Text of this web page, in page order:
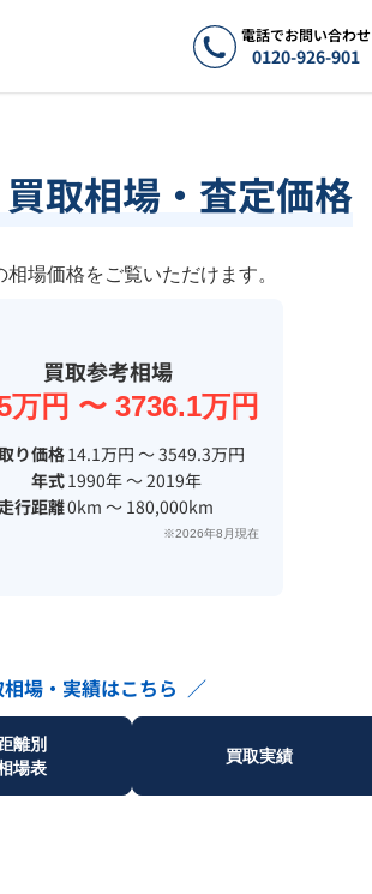
電話でお問い合わせ
0120-926-901
取相場・査定価格
場価格をご覧いただけます。
買取参考相場
万円 〜 3736.1万円
り価格14.1万円 〜 3549.3万円
年式1990年 〜 2019年
行距離0km 〜 180,000km
※2026年8月現在
場・実績はこちら ／
離別
場表
買取実績